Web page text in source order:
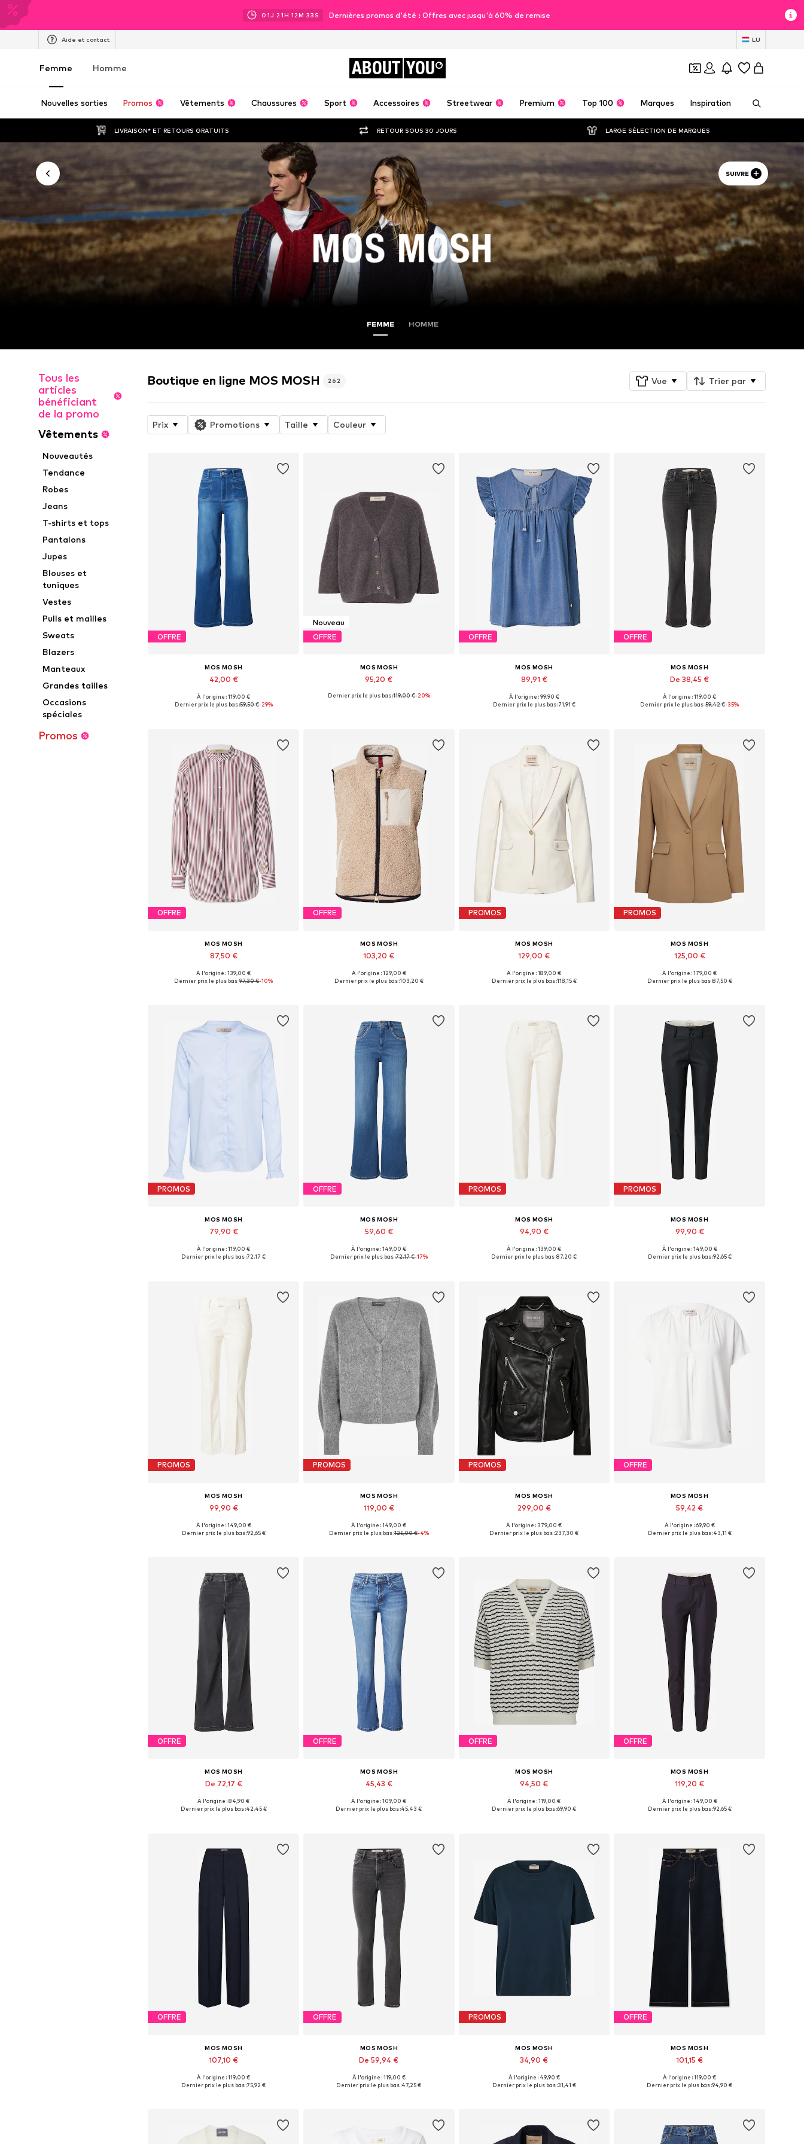
01J 21H 12M 31 S Dernières promos d'été : Offres avec jusqu'à 60% de remise
Aide et contact LU
Femme Homme ABOUT YOU
Nouvelles sorties Promos Vêtements Chaussures Sport Accessoires Streetwear Premium Top 100 Marques Inspiration
LIVRAISON* ET RETOURS GRATUITS RETOUR SOUS 30 JOURS LARGE SÉLECTION DE MARQUES
SUIVRE
FEMME HOMME
Tous les
articles
bénéficiant
de la promo
Vêtements
Nouveautés
Tendance
Robes
Jeans
T-shirts et tops
Pantalons
Jupes
Blouses et
tuniques
Vestes
Pulls et mailles
Sweats
Blazers
Manteaux
Grandes tailles
Occasions
spéciales
Promos
Boutique en ligne MOS MOSH 262 Vue Trier par
Prix Promotions Taille Couleur
OFFRE
MOS MOSH
42,00 €
Disponible en plusieurs tailles
À l'origine : 119,00 €
Dernier prix le plus bas :59,50 €-29%
Nouveau
OFFRE
MOS MOSH
95,20 €
Tailles disponibles: XS, S, M, L, XL
Dernier prix le plus bas :119,00 €-20%
OFFRE
MOS MOSH
89,91 €
Tailles disponibles: XS, S, M, L
À l'origine : 99,90 €
Dernier prix le plus bas :71,91 €
OFFRE
MOS MOSH
De 38,45 €
Disponible en plusieurs tailles
À l'origine : 119,00 €
Dernier prix le plus bas :59,42 €-35%
OFFRE
MOS MOSH
87,50 €
Tailles disponibles: XS, S, M, L, XL
À l'origine : 139,00 €
Dernier prix le plus bas :97,30 €-10%
OFFRE
MOS MOSH
103,20 €
Tailles disponibles: XS, S, M, L, XL
À l'origine : 129,00 €
Dernier prix le plus bas :103,20 €
PROMOS
MOS MOSH
129,00 €
Tailles disponibles: 34, 36, 38, 40, 42, 44
À l'origine : 189,00 €
Dernier prix le plus bas :118,15 €
PROMOS
MOS MOSH
125,00 €
+1
Tailles disponibles: 34, 36, 38, 40, 44
À l'origine : 179,00 €
Dernier prix le plus bas :87,50 €
PROMOS
MOS MOSH
79,90 €
Tailles disponibles: XS, S, M, L, XL, XXL
À l'origine : 119,00 €
Dernier prix le plus bas :72,17 €
OFFRE
MOS MOSH
59,60 €
À l'origine : 149,00 €
Dernier prix le plus bas :72,17 €-17%
PROMOS
MOS MOSH
94,90 €
Disponible en plusieurs tailles
À l'origine : 139,00 €
Dernier prix le plus bas :87,20 €
PROMOS
MOS MOSH
99,90 €
Tailles disponibles: 32, 34, 36, 38, 40, 44
À l'origine : 149,00 €
Dernier prix le plus bas :92,65 €
PROMOS
MOS MOSH
99,90 €
À l'origine : 149,00 €
Dernier prix le plus bas :92,65 €
PROMOS
MOS MOSH
119,00 €
Tailles disponibles: XS, S, M, L, XL
À l'origine : 149,00 €
Dernier prix le plus bas :125,00 €-4%
PROMOS
MOS MOSH
299,00 €
Tailles disponibles: XS, S, M, L, XL, XXL
À l'origine : 379,00 €
Dernier prix le plus bas :237,30 €
OFFRE
MOS MOSH
59,42 €
Tailles disponibles: XS, S, M, L, XL
À l'origine : 69,90 €
Dernier prix le plus bas :43,11 €
OFFRE
MOS MOSH
De 72,17 €
Disponible en plusieurs tailles
À l'origine : 84,90 €
Dernier prix le plus bas :42,45 €
OFFRE
MOS MOSH
45,43 €
Disponible en plusieurs tailles
À l'origine : 109,00 €
Dernier prix le plus bas :45,43 €
OFFRE
MOS MOSH
94,50 €
Tailles disponibles: XS, S, M, L, XL
À l'origine : 119,00 €
Dernier prix le plus bas :69,90 €
OFFRE
MOS MOSH
119,20 €
Tailles disponibles: 32, 34, 36, 38, 40, 42
À l'origine : 149,00 €
Dernier prix le plus bas :92,65 €
OFFRE
MOS MOSH
107,10 €
+2
À l'origine : 119,00 €
Dernier prix le plus bas :75,92 €
OFFRE
MOS MOSH
De 59,94 €
Disponible en plusieurs tailles
À l'origine : 119,00 €
Dernier prix le plus bas :47,25 €
PROMOS
MOS MOSH
34,90 €
Tailles disponibles: XS, S, M, L, XL
À l'origine : 49,90 €
Dernier prix le plus bas :31,41 €
OFFRE
MOS MOSH
101,15 €
Disponible en plusieurs tailles
À l'origine : 119,00 €
Dernier prix le plus bas :94,90 €